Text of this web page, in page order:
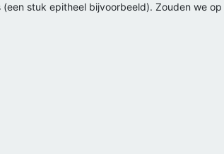
stuk epitheel bijvoorbeeld). Zouden we